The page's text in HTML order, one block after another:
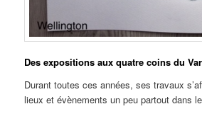
Des expositions aux quatre coins du Var
Durant toutes ces années, ses travaux
lieux et évènements un peu partout dans